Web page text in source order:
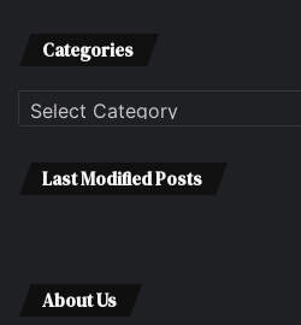
Categories
Categories
Last Modified Posts
About Us